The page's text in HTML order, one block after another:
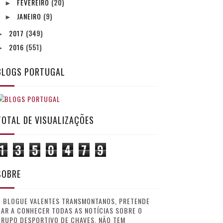
► FEVEREIRO (20)
► JANEIRO (9)
2017 (349)
2016 (551)
PORTUGAL
DE VISUALIZAÇÕES
3 5 0 4 7 9
BLOGUE VALENTES TRANSMONTANOS, PRETENDE
A CONHECER TODAS AS NOTÍCIAS SOBRE O
DESPORTIVO DE CHAVES. NÃO TEM